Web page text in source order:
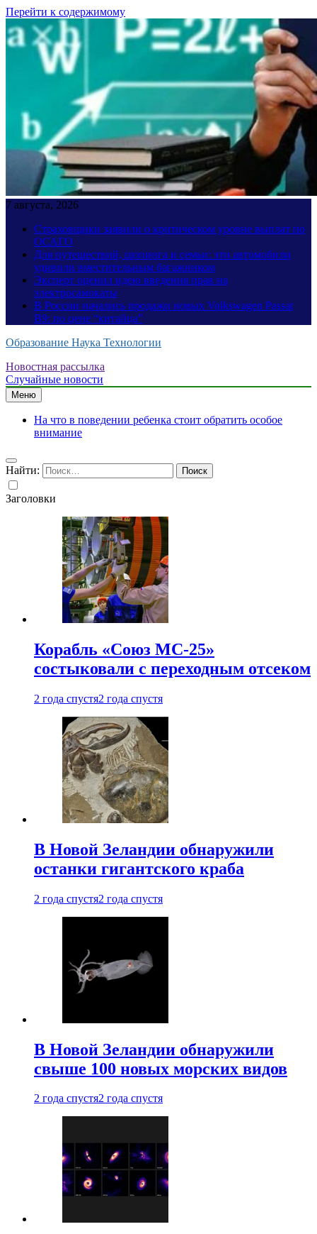
Перейти к содержимому
7 августа, 2026
Страховщики заявили о критическом уровне выплат по
ОСАГО
Для путешествий, шопинга и семьи: эти автомобили
удивили вместительным багажником
Эксперт оценил идею введения прав на
электросамокаты
В России начались продажи новых Volkswagen Passat
B9: по цене “китайца”
Образование Наука Технологии
Новостная рассылка
Случайные новости
Меню
На что в поведении ребенка стоит обратить особое
внимание
Найти:
Заголовки
Корабль «Союз МС-25»
состыковали с переходным отсеком
2 года спустя2 года спустя
В Новой Зеландии обнаружили
останки гигантского краба
2 года спустя2 года спустя
В Новой Зеландии обнаружили
свыше 100 новых морских видов
2 года спустя2 года спустя